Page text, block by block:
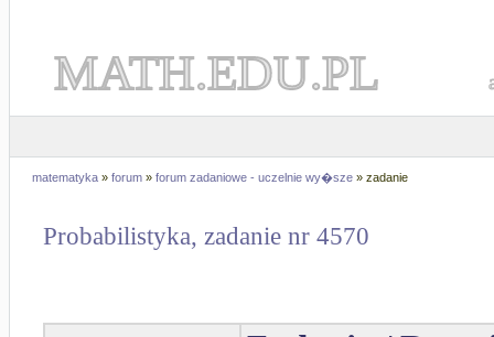
MATH.EDU.PL
matematyka » forum » forum zadaniowe - uczelnie wy�sze » zadanie
Probabilistyka, zadanie nr 4570